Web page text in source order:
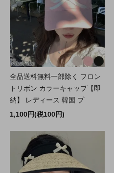
全品送料無料一部除く フロン
トリボン カラーキャップ【即
納】 レディース 韓国 プ
1,100円(税100円)